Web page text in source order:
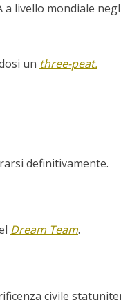
livello mondiale negli
un three-peat.
definitivamente.
Dream Team.
civile